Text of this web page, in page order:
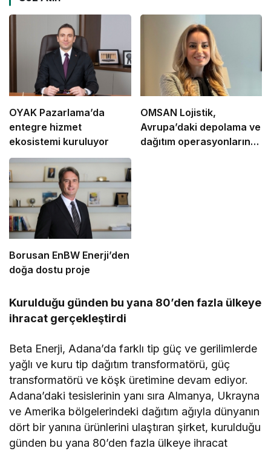
OYAK Pazarlama’da
entegre hizmet
ekosistemi kuruluyor
OMSAN Lojistik,
Avrupa’daki depolama ve
dağıtım operasyonlarına
Borusan EnBW Enerji’den
doğa dostu proje
Kurulduğu günden bu yana 80’den fazla ülkeye
ihracat gerçekleştirdi
Beta Enerji, Adana’da farklı tip güç ve gerilimlerde
yağlı ve kuru tip dağıtım transformatörü, güç
transformatörü ve köşk üretimine devam ediyor.
Adana’daki tesislerinin yanı sıra Almanya, Ukrayna
ve Amerika bölgelerindeki dağıtım ağıyla dünyanın
dört bir yanına ürünlerini ulaştıran şirket, kurulduğu
günden bu yana 80’den fazla ülkeye ihracat